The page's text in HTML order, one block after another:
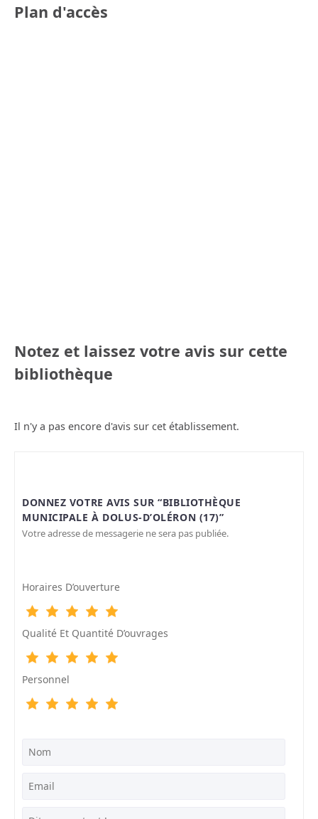
Plan d'accès
Notez et laissez votre avis sur cette
bibliothèque
Il n'y a pas encore d'avis sur cet établissement.
DONNEZ VOTRE AVIS SUR “BIBLIOTHÈQUE
MUNICIPALE À DOLUS-D’OLÉRON (17)”
Votre adresse de messagerie ne sera pas publiée.
Horaires D’ouverture
Qualité Et Quantité D’ouvrages
Personnel